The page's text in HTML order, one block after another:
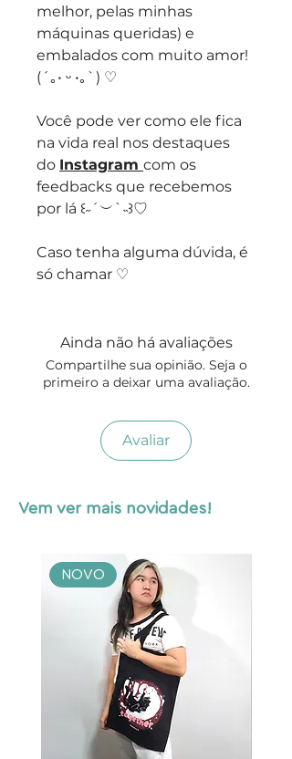
melhor, pelas minhas
máquinas queridas) e
embalados com muito amor!
(´｡• ᵕ •｡`) ♡
Você pode ver como ele fica
na vida real nos destaques
do Instagram com os
feedbacks que recebemos
por lá ꒰˶´︶`˵꒱♡
Caso tenha alguma dúvida, é
só chamar ♡
Ainda não há avaliações
Compartilhe sua opinião. Seja o
primeiro a deixar uma avaliação.
Avaliar
Vem ver mais novidades!
NOVO